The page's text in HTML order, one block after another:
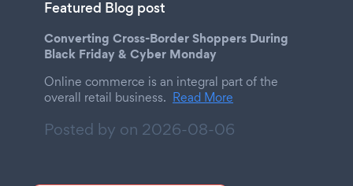
Featured Blog post
Converting Cross-Border Shoppers During
Black Friday & Cyber Monday
Online commerce is an integral part of the
overall retail business. Read More
Posted by on 2026-08-06